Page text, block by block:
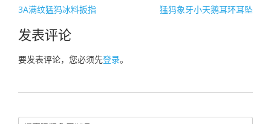
文
章
导
航
3A满纹猛犸冰料扳指 猛犸象牙小天鹅耳环耳坠
发表评论
要发表评论，您必须先登录。